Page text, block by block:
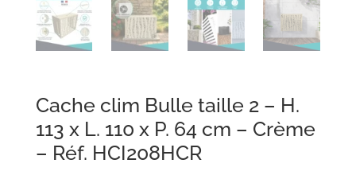
Cache clim Bulle taille 2 – H.
113 x L. 110 x P. 64 cm – Crème
– Réf. HCI208HCR